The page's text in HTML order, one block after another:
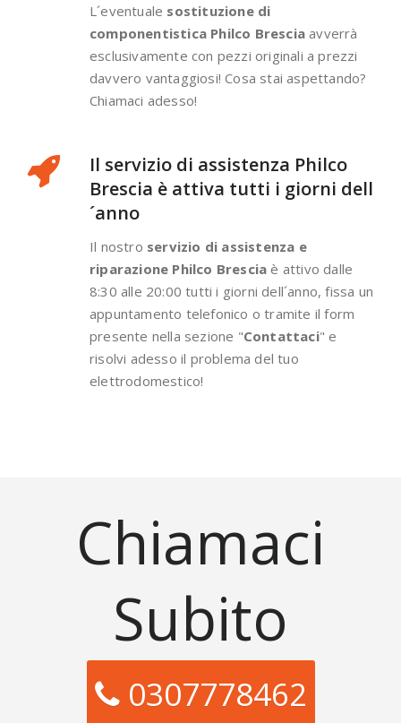
L´eventuale sostituzione di
componentistica Philco Bresciaavverrà
esclusivamente con pezzi originali a prezzi
davvero vantaggiosi! Cosa stai aspettando?
Chiamaci adesso!
Il servizio di assistenza Philco
Brescia è attiva tutti i giorni dell
´anno
Il nostro servizio di assistenza e
riparazione Philco Bresciaè attivo dalle
8:30 alle 20:00 tutti i giorni dell´anno, fissa un
appuntamento telefonico o tramite il form
presente nella sezione "Contattaci" e
risolvi adesso il problema del tuo
elettrodomestico!
Chiamaci
Subito
0307778462